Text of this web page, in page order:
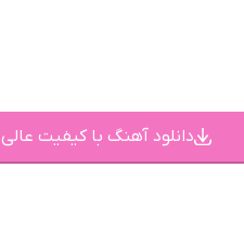
دانلود آهنگ با کیفیت عالی 320